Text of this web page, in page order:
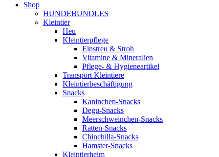
Shop
HUNDEBUNDLES
Kleintier
Heu
Kleintierpflege
Einstreu & Stroh
Vitamine & Mineralien
Pflege- & Hygieneartikel
Transport Kleintiere
Kleintierbeschäftigung
Snacks
Kaninchen-Snacks
Degu-Snacks
Meerschweinchen-Snacks
Ratten-Snacks
Chinchilla-Snacks
Hamster-Snacks
Kleintierheim